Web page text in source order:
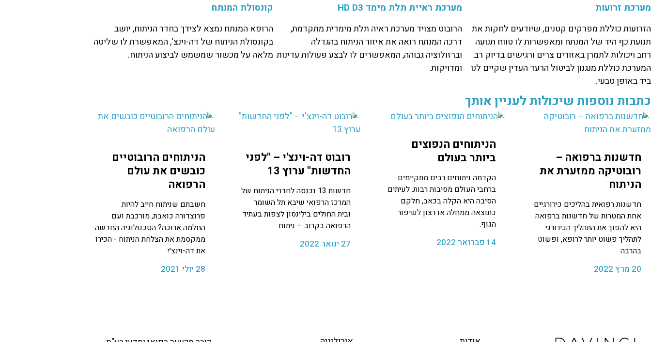
מערכת זרועות
הזרועות כוללת מפרקים קטנים, שיודעים לחקות את
תנועת כף היד של המנתח ומאפשרות לו טווח תנועה
רחב ויכולות לתמרן באזורים צרים ורגישים בדיוק רב.
המערכת כוללת מנגנון לביטול הרעד העדין שקיים לנו
ביד באופן טבעי.
מערכת ראיית תלת מימד HD D3
הרובוט מצויד מערכת ראיה תלת מימדית מתקדמת,
דרכה המנתח רואה את איזור הניתוח בהגדלה
וברזולוציה גבוהה, המאפשרים לו לבצע פעולות עדינות
ומדויקות.
קונסולת המנתח
הרופא המנתח נמצא לצידך בחדר הניתוח, יושב
בקונסולת הניתוח של דה-וינצ', המאפשרת לו שליטה
מלאה על מכשור שמשמש לביצוע הניתוח.
כתבות נוספות שיכולות לעניין אותך
חדשנות ברפואה –
רובוטיקה ממזערת את
הניתוח
חדשנות רפואית בהליכים כירורגיים
אחת המטרות של חדשנות ברפואה
היא להפוך את התהליך הכירורגי
לתהליך פשוט יותר לרופא, ופשוט
בהרבה
20 מרץ 2022
הניתוחים הנפוצים
ביותר בעולם
הקדמה ניתוחים רבים מתקיימים
ברחבי העולם מסיבות רבות. לעיתים
הסיבה היא הקלה בכאב, חלקם
כתוצאה ממחלה או רצון לשיפור
הגוף.
14 פברואר 2022
רובוט דה-וינצ'י – "לפני
החדשות" ערוץ 13
חדשות 13 נכנסה לחדרי הניתוח של
המרכז הרפואי שיבא תל השומר
ובית החולים בילינסון לצפות בעתיד
הרפואה בקרוב – ניתוח
27 ינואר 2022
הניתוחים הרובוטיים
כובשים את עולם
הרפואה
חשבתם שניתוח חייב להיות
פרוצדורה כואבת, מורכבת ועם
החלמה ארוכה? הטכנולוגיה החדשה
ממקסמת את הצלחת הניתוח - הכירו
את דה-וינצ׳י
28 יולי 2021